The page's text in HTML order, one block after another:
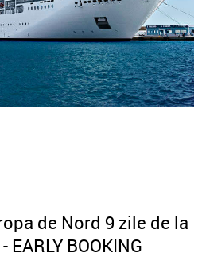
de Nord 9 zile de la
BOOKING